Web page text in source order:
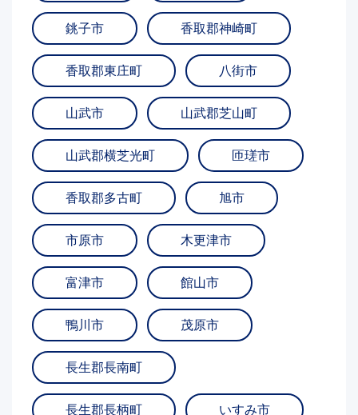
銚子市 香取郡神崎町
香取郡東庄町 八街市
山武市 山武郡芝山町
山武郡横芝光町 匝瑳市
香取郡多古町 旭市
市原市 木更津市
富津市 館山市
鴨川市 茂原市
長生郡長南町
長生郡長柄町 いすみ市